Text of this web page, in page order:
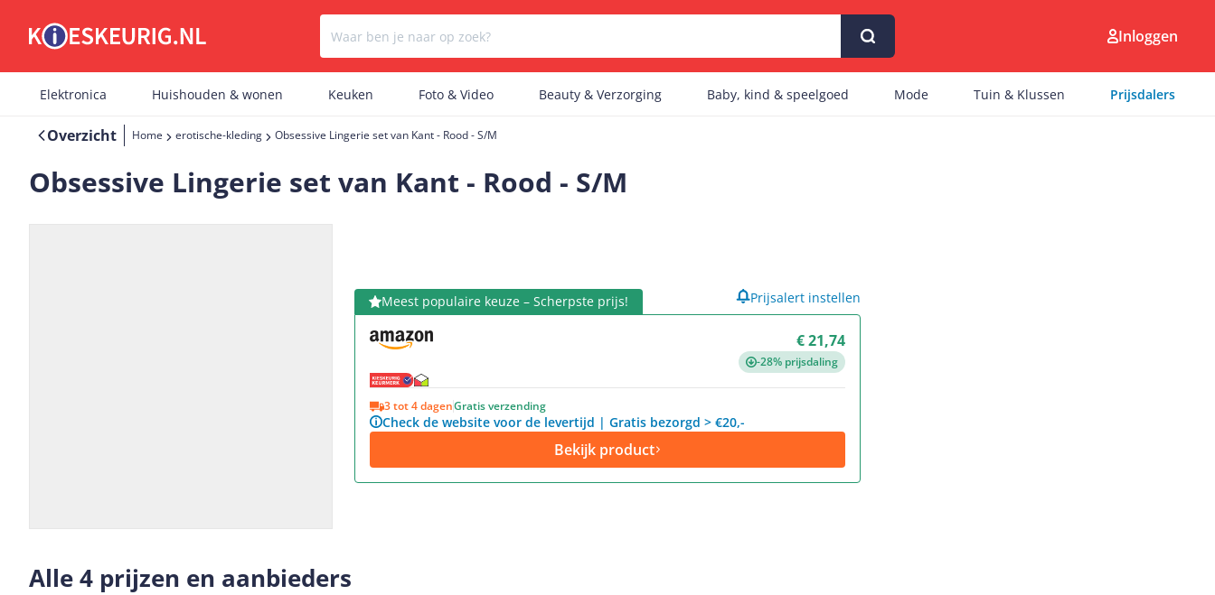
Er zijn geen categorieën gevonden.
Er zijn geen artikelen gevonden.
Inloggen
Elektronica Huishouden & wonen Keuken Foto & Video Beauty & Verzorging Baby, kind & speelgoed Mode Tuin & Klussen Prijsdalers
Overzicht Home erotische-kleding Obsessive Lingerie set van Kant - Rood - S/M
Obsessive Lingerie set van Kant - Rood - S/M
Meest populaire keuze – Scherpste prijs!
€ 21,74
-28% prijsdaling
3 tot 4 dagenGratis verzending
Check de website voor de levertijd | Gratis bezorgd > €20,-
Bekijk product
Bekijk product Prijsalert instellen
Alle 4 prijzen en aanbieders